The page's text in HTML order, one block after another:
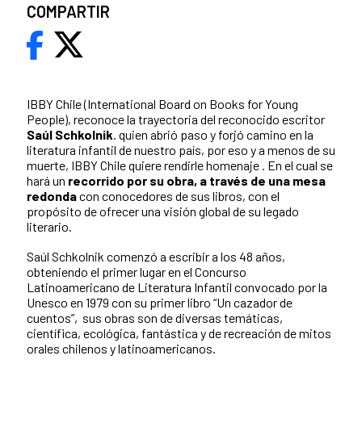
IBBY Chile (International Board on Books for Young
People), reconoce la trayectoria del reconocido escritor
Saúl Schkolnik. quien abrió paso y forjó camino en la
literatura infantil de nuestro país, por eso y a menos de su
muerte, IBBY Chile quiere rendirle homenaje . En el cual se
hará un recorrido por su obra, a través de una mesa
redondacon conocedores de sus libros, con el
propósito de ofrecer una visión global de su legado
literario.
Saúl Schkolnik comenzó a escribir a los 48 años,
obteniendo el primer lugar en el Concurso
Latinoamericano de Literatura Infantil convocado por la
Unesco en 1979 con su primer libro “Un cazador de
cuentos”, sus obras son de diversas temáticas,
científica, ecológica, fantástica y de recreación de mitos
orales chilenos y latinoamericanos.
COMPARTIR